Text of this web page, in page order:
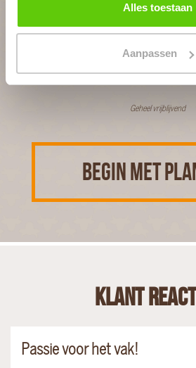
Alles toestaan
Aanpassen
PLAN JOUW
Geheel vrijblijvend
BEGIN MET
Klant
Passie voor het vak!